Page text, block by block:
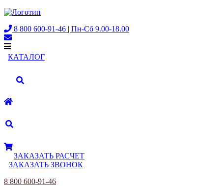
8 800 600-91-46 | Пн-Сб 9.00-18.00
КАТАЛОГ
ЗАКАЗАТЬ РАСЧЕТ
ЗАКАЗАТЬ ЗВОНОК
8 800 600-91-46